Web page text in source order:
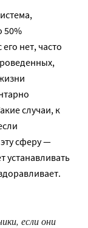
50%
нет, часто
случаи, к
сферу —
устанавливать
если они